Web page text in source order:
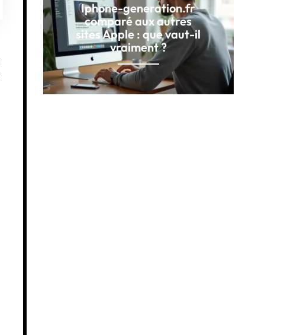
Iphone-generation.fr
comparé aux autres
sites Apple : que vaut-il
vraiment ?